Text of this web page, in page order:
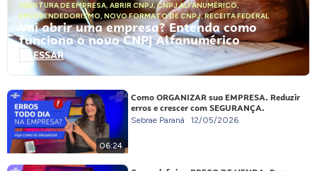
ABERTURA DE EMPRESA, ABRIR CNPJ,CNPJ ALFANUMÉRICO,
EMPREENDEDORISMO, NOVO FORMATO DE CNPJ,RECEITA FEDERAL
Vai abrir uma empresa? Entenda como
funciona o novo CNPJ Alfanumérico
ACESSAR
06:24
Como ORGANIZAR sua EMPRESA. Reduzir
erros e crescer com SEGURANÇA.
Sebrae Paraná 12/05/2026